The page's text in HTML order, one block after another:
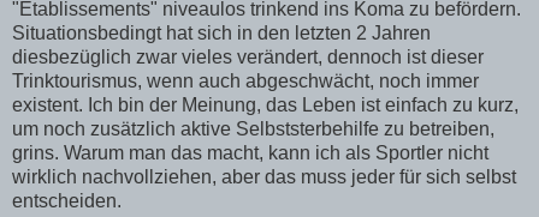
"Etablissements" niveaulos trinkend ins Koma zu befördern.
Situationsbedingt hat sich in den letzten 2 Jahren
diesbezüglich zwar vieles verändert, dennoch ist dieser
Trinktourismus, wenn auch abgeschwächt, noch immer
existent. Ich bin der Meinung, das Leben ist einfach zu kurz,
um noch zusätzlich aktive Selbststerbehilfe zu betreiben,
grins. Warum man das macht, kann ich als Sportler nicht
wirklich nachvollziehen, aber das muss jeder für sich selbst
entscheiden.